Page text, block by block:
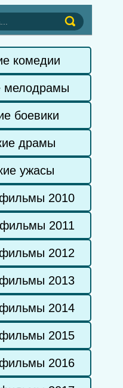
комедии
мелодрамы
боевики
драмы
ужасы
2010
2011
2012
2013
2014
2015
2016